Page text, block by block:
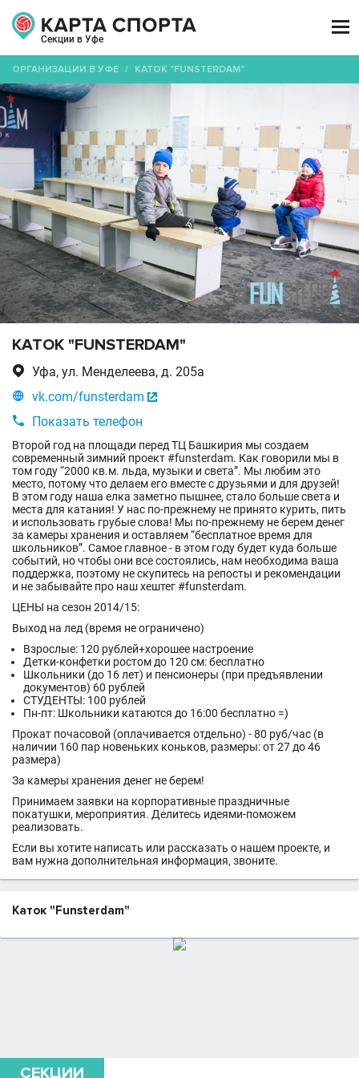
Секции в Уфе

ОРГАНИЗАЦИИ В УФЕ / КАТОК "FUNSTERDAM"
КАТОК "FUNSTERDAM"
 Уфа, ул. Менделеева, д. 205а
 vk.com/funsterdam 

Показать телефон
Второй год на площади перед ТЦ Башкирия мы создаем
современный зимний проект #funsterdam. Как говорили мы в
том году “2000 кв.м. льда, музыки и света”. Мы любим это
место, потому что делаем его вместе с друзьями и для друзей!
В этом году наша елка заметно пышнее, стало больше света и
места для катания! У нас по-прежнему не принято курить, пить
и использовать грубые слова! Мы по-прежнему не берем денег
за камеры хранения и оставляем “бесплатное время для
школьников”. Самое главное - в этом году будет куда больше
событий, но чтобы они все состоялись, нам необходима ваша
поддержка, поэтому не скупитесь на репосты и рекомендации
и не забывайте про наш хештег #funsterdam.
ЦЕНЫ на сезон 2014/15:
Выход на лед (время не ограничено)
Взрослые: 120 рублей+хорошее настроение
Детки-конфетки ростом до 120 см: бесплатно
Школьники (до 16 лет) и пенсионеры (при предъявлении
документов) 60 рублей
СТУДЕНТЫ: 100 рублей
Пн-пт: Школьники катаются до 16:00 бесплатно =)
Прокат почасовой (оплачивается отдельно) - 80 руб/час (в
наличии 160 пар новеньких коньков, размеры: от 27 до 46
размера)
За камеры хранения денег не берем!
Принимаем заявки на корпоративные праздничные
покатушки, мероприятия. Делитесь идеями-поможем
реализовать.
Если вы хотите написать или рассказать о нашем проекте, и
вам нужна дополнительная информация, звоните.
Каток "Funsterdam"
СЕКЦИИ